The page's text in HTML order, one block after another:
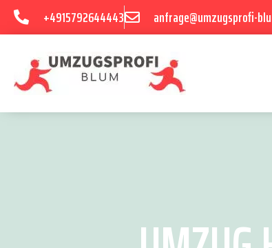
+4915792644443 anfrage@umzugsprofi-